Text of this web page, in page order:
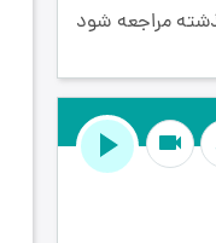
مراجعه شود
videocam